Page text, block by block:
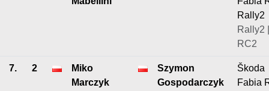
Rally2
Rally2 |
RC2
7. 2
Miko
Marczyk
Szymon
Gospodarczyk
Škoda
Fabia